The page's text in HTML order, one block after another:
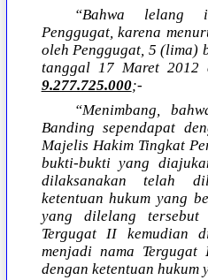
“Bahwa lelang
Penggugat, karena
oleh Penggugat, 5 (lima)
tanggal 17 Maret 2012
9.277.725.000;-
“Menimbang,
Banding sependapat
Majelis Hakim Tingkat
bukti-bukti yang
dilaksanakan telah
ketentuan hukum yang
yang dilelang tersebut
Tergugat II kemudian
menjadi nama
dengan ketentuan hukum